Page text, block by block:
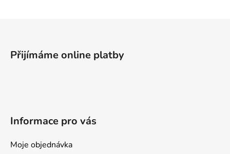
Přijímáme online platby
Informace pro vás
Moje objednávka